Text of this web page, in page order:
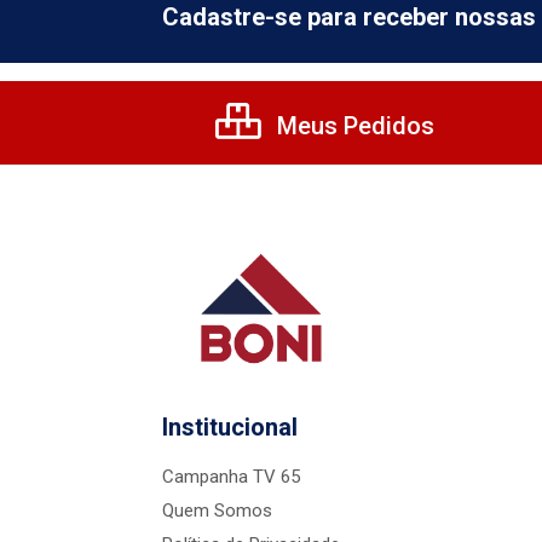
Cadastre-se para receber
Meus Pedidos
Institucional
Campanha TV 65
Quem Somos